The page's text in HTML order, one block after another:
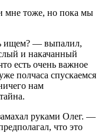
мне тоже, но пока мы
ищем? — выпалил,
и накачанный
есть очень важное
полчаса спускаемся
нам
руками Олег. —
что это